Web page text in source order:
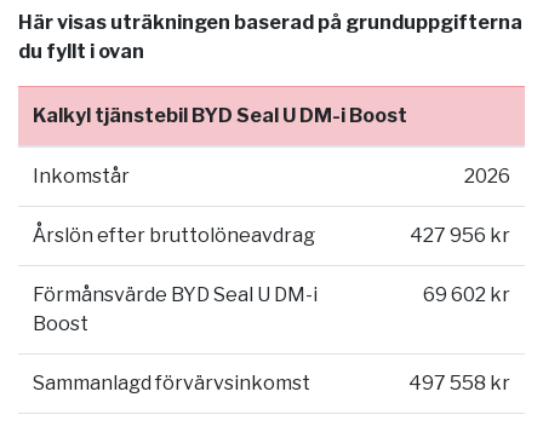
Här visas uträkningen baserad på grunduppgifterna
du fyllt i ovan
Kalkyl tjänstebil BYD Seal U DM-i Boost
Inkomstår 2026
Årslön efter bruttolöneavdrag 427 956 kr
Förmånsvärde BYD Seal U DM-i
Boost
69 602 kr
Sammanlagd förvärvsinkomst 497 558 kr